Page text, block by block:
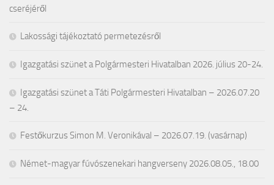
cseréjéről
Lakossági tájékoztató permetezésről
Igazgatási szünet a Polgármesteri Hivatalban 2026. július 20-24.
Igazgatási szünet a Táti Polgármesteri Hivatalban – 2026.07.20
– 24.
Festőkurzus Simon M. Veronikával – 2026.07.19. (vasárnap)
Német-magyar fúvószenekari hangverseny 2026.08.05., 18.00